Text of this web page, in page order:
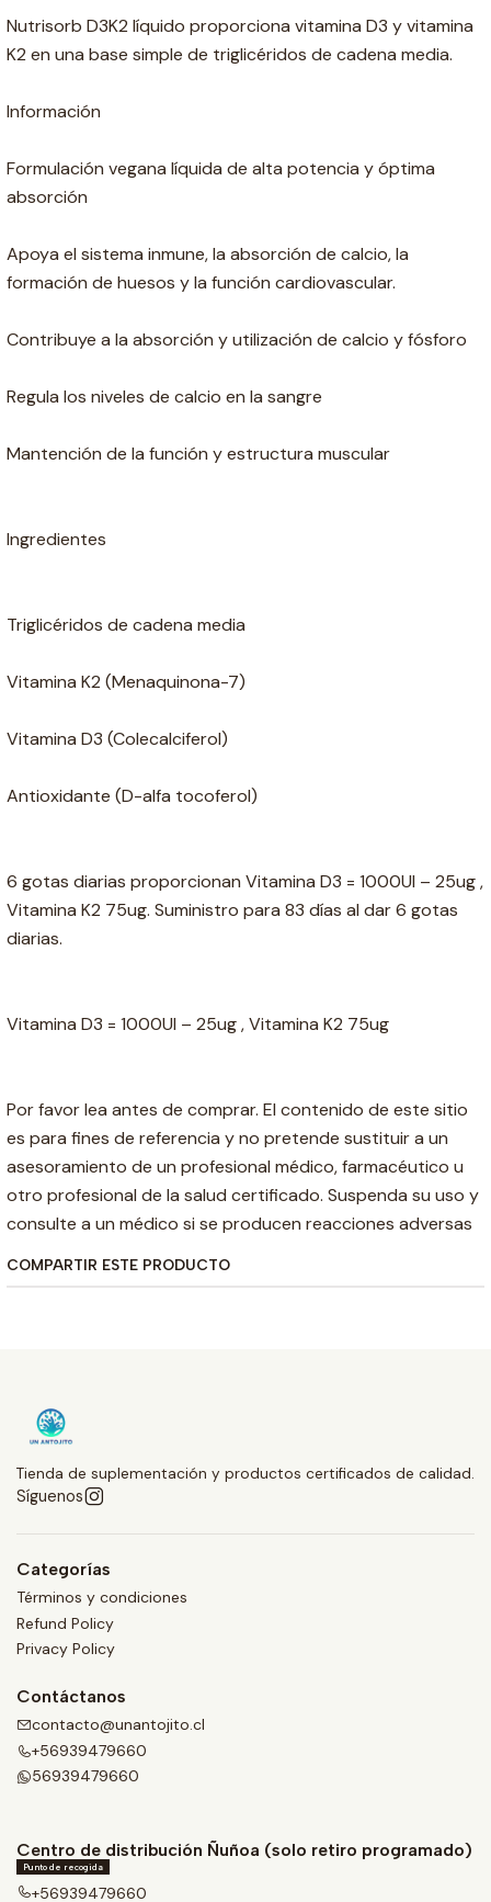
Nutrisorb D3K2 líquido proporciona vitamina D3 y vitamina
K2 en una base simple de triglicéridos de cadena media.
Información
Formulación vegana líquida de alta potencia y óptima
absorción
Apoya el sistema inmune, la absorción de calcio, la
formación de huesos y la función cardiovascular.
Contribuye a la absorción y utilización de calcio y fósforo
Regula los niveles de calcio en la sangre
Mantención de la función y estructura muscular
Ingredientes
Triglicéridos de cadena media
Vitamina K2 (Menaquinona-7)
Vitamina D3 (Colecalciferol)
Antioxidante (D-alfa tocoferol)
6 gotas diarias proporcionan Vitamina D3 = 1000UI – 25ug ,
Vitamina K2 75ug. Suministro para 83 días al dar 6 gotas
diarias.
Vitamina D3 = 1000UI – 25ug , Vitamina K2 75ug
Por favor lea antes de comprar. El contenido de este sitio
es para fines de referencia y no pretende sustituir a un
asesoramiento de un profesional médico, farmacéutico u
otro profesional de la salud certificado. Suspenda su uso y
consulte a un médico si se producen reacciones adversas
COMPARTIR ESTE PRODUCTO
Tienda de suplementación y productos certificados de calidad.
Síguenos
Categorías
Términos y condiciones
Refund Policy
Privacy Policy
Contáctanos
contacto@unantojito.cl
+56939479660
56939479660
Centro de distribución Ñuñoa (solo retiro programado)
Punto de recogida
+56939479660